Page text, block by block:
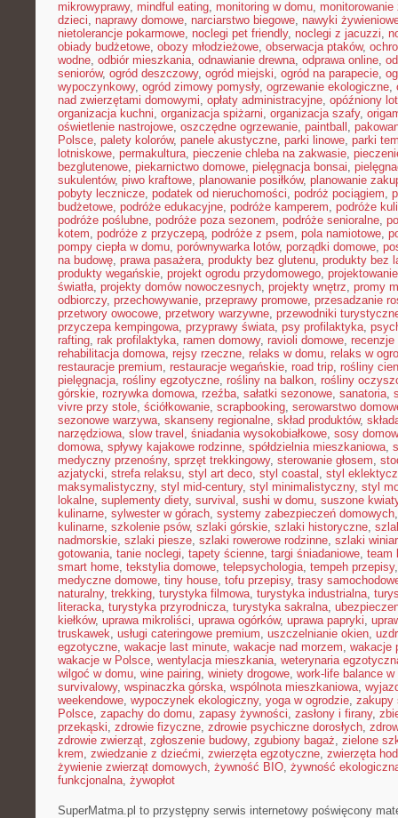
mikrowyprawy, mindful eating, monitoring w domu, monitorowanie
dzieci, naprawy domowe, narciarstwo biegowe, nawyki
nietolerancje pokarmowe, noclegi pet friendly, noclegi z jacuzzi,
obiady budżetowe, obozy młodzieżowe, obserwacja ptaków,
wodne, odbiór mieszkania, odnawianie drewna, odprawa online,
seniorów, ogród deszczowy, ogród miejski, ogród na parapecie,
wypoczynkowy, ogród zimowy pomysły, ogrzewanie ekologiczne,
nad zwierzętami domowymi, opłaty administracyjne, opóźniony lot
organizacja kuchni, organizacja spiżarni, organizacja szafy,
oświetlenie nastrojowe, oszczędne ogrzewanie, paintball ,
Polsce, palety kolorów, panele akustyczne, parki linowe, parki
lotniskowe, permakultura, pieczenie chleba na zakwasie,
bezglutenowe, piekarnictwo domowe, pielęgnacja bonsai,
sukulentów, piwo kraftowe, planowanie posiłków, planowanie
pobyty lecznicze, podatek od nieruchomości, podróż pociągiem,
budżetowe, podróże edukacyjne, podróże kamperem, podróże
podróże poślubne, podróże poza sezonem, podróże senioralne,
kotem, podróże z przyczepą, podróże z psem, pola namiotowe,
pompy ciepła w domu, porównywarka lotów, porządki domowe,
na budowę, prawa pasażera, produkty bez glutenu, produkty bez
produkty wegańskie, projekt ogrodu przydomowego,
światła, projekty domów nowoczesnych, projekty wnętrz, promy
odbiorczy, przechowywanie, przeprawy promowe, przesadzanie
przetwory owocowe, przetwory warzywne, przewodniki
przyczepa kempingowa, przyprawy świata, psy profilaktyka,
rafting, rak profilaktyka, ramen domowy, ravioli domowe, recenzje
rehabilitacja domowa, rejsy rzeczne, relaks w domu, relaks w
restauracje premium, restauracje wegańskie, road trip, rośliny
pielęgnacja, rośliny egzotyczne, rośliny na balkon, rośliny
górskie, rozrywka domowa, rzeźba, sałatki sezonowe, sanatoria,
vivre przy stole, ściółkowanie, scrapbooking, serowarstwo
sezonowe warzywa, skanseny regionalne, skład produktów,
narzędziowa, slow travel , śniadania wysokobiałkowe, sosy
domowa, spływy kajakowe rodzinne, spółdzielnia mieszkaniowa,
medyczny przenośny, sprzęt trekkingowy, sterowanie głosem,
azjatycki, strefa relaksu, styl art deco, styl coastal , styl
maksymalistyczny, styl mid-century, styl minimalistyczny, styl
lokalne, suplementy diety, survival , sushi w domu, suszone
kulinarne, sylwester w górach, systemy zabezpieczeń domowych
kulinarne, szkolenie psów, szlaki górskie, szlaki historyczne,
nadmorskie, szlaki piesze, szlaki rowerowe rodzinne, szlaki
gotowania, tanie noclegi, tapety ścienne, targi śniadaniowe, team
smart home, tekstylia domowe, telepsychologia, tempeh przepisy
medyczne domowe, tiny house, tofu przepisy, trasy
naturalny, trekking, turystyka filmowa, turystyka industrialna,
literacka, turystyka przyrodnicza, turystyka sakralna,
kiełków, uprawa mikroliści, uprawa ogórków, uprawa papryki,
truskawek, usługi cateringowe premium, uszczelnianie okien,
egzotyczne, wakacje last minute, wakacje nad morzem, wakacje
wakacje w Polsce, wentylacja mieszkania, weterynaria
wilgoć w domu, wine pairing, winiety drogowe, work-life balance w
survivalowy, wspinaczka górska, wspólnota mieszkaniowa,
weekendowe, wypoczynek ekologiczny, yoga w ogrodzie, zakupy
Polsce, zapachy do domu, zapasy żywności, zasłony i firany,
przekąski, zdrowie fizyczne, zdrowie psychiczne dorosłych,
zdrowie zwierząt, zgłoszenie budowy, zgubiony bagaż, zielone
krem, zwiedzanie z dziećmi, zwierzęta egzotyczne, zwierzęta
żywienie zwierząt domowych, żywność BIO, żywność
funkcjonalna, żywopłot
SuperMatma.pl to przystępny serwis internetowy poświęcony